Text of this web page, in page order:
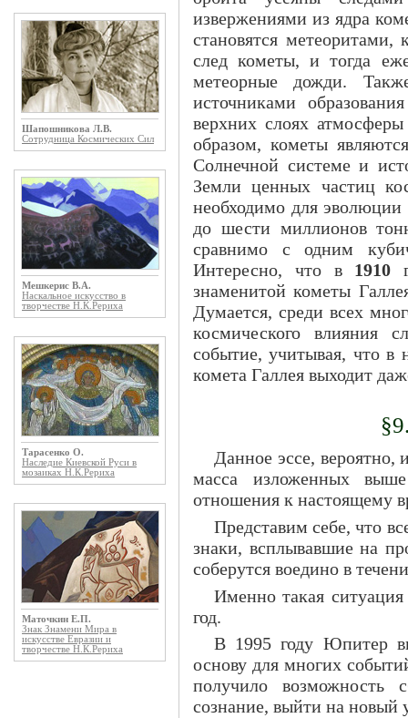
Шапошникова Л.В.
Сотрудница Космических Сил
Мешкерис В.А.
Наскальное искусство в
творчестве Н.К.Рериха
Тарасенко О.
Наследие Киевской Руси в
мозаиках Н.К.Рериха
Маточкин Е.П.
Знак Знамени Мира в
искусстве Евразии и
творчестве Н.К.Рериха
извержениями из ядра
становятся метеоритами,
след кометы, и тогда
метеорные дожди.
источниками
верхних слоях
образом, кометы
Солнечной системе и
Земли ценных частиц
необходимо для
до шести миллионов
сравнимо с одним
Интересно, что в 1910
знаменитой кометы
Думается, среди всех
космического влияния
событие, учитывая, что в
комета Галлея выходит
Данное эссе, вероятно,
масса изложенных
отношения к настоящему
Представим себе, что
знаки, всплывавшие на
соберутся воедино в
Именно такая
год.
В 1995 году Юпитер
основу для многих
получило возможность
сознание, выйти на новый